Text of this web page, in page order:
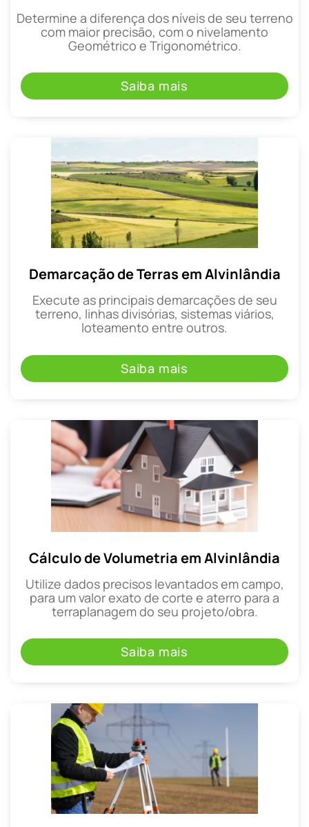
Determine a diferença dos níveis de seu terreno
com maior precisão, com o nivelamento
Geométrico e Trigonométrico.
Saiba mais
Demarcação de Terras em Alvinlândia
Execute as principais demarcações de seu
terreno, linhas divisórias, sistemas viários,
loteamento entre outros.
Saiba mais
Cálculo de Volumetria em Alvinlândia
Utilize dados precisos levantados em campo,
para um valor exato de corte e aterro para a
terraplanagem do seu projeto/obra.
Saiba mais